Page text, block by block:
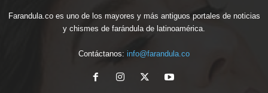
Farandula.co es uno de los mayores y más antiguos portales de noticias
y chismes de farándula de latinoamérica.
Contáctanos: info@farandula.co